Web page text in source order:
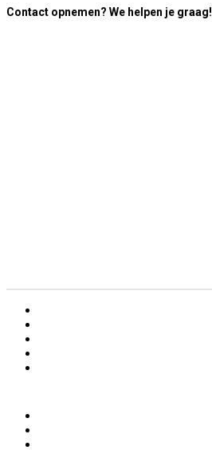
Contact opnemen? We helpen je graag!